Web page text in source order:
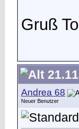
Gruß
Andrea 68
Neuer Benutzer